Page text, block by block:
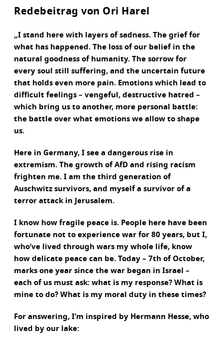
Redebeitrag von Ori Harel
„I stand here with layers of sadness. The grief for
what has happened. The loss of our belief in the
natural goodness of humanity. The sorrow for
every soul still suffering, and the uncertain future
that holds even more pain. Emotions which lead to
difficult feelings – vengeful, destructive hatred –
which bring us to another, more personal battle:
the battle over what emotions we allow to shape
us.
Here in Germany, I see a dangerous rise in
extremism. The growth of AfD and rising racism
frighten me. I am the third generation of
Auschwitz survivors, and myself a survivor of a
terror attack in Jerusalem.
I know how fragile peace is. People here have been
fortunate not to experience war for 80 years, but I,
who’ve lived through wars my whole life, know
how delicate peace can be. Today – 7th of October,
marks one year since the war began in Israel –
each of us must ask: what is my response? What is
mine to do? What is my moral duty in these times?
For answering, I’m inspired by Hermann Hesse, who
lived by our lake: